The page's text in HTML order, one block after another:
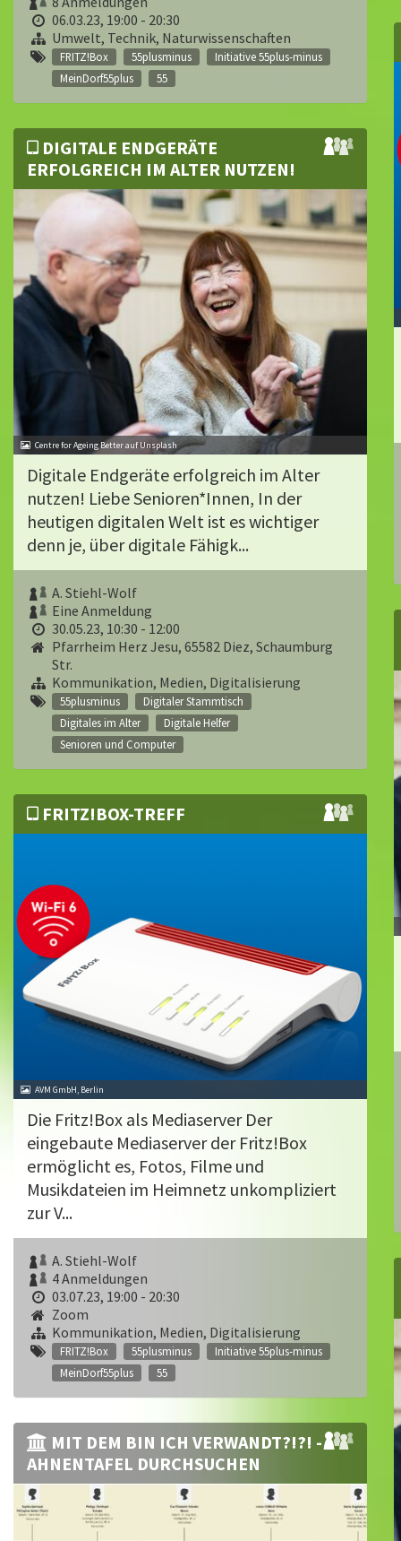
06.03.23, 19:00 - 20:30
Umwelt, Technik, Naturwissenschaften
FRITZ!Box 55plusminus
Initiative 55plus-minus
MeinDorf55plus
55
DIGITALE ENDGERÄTE
ERFOLGREICH IM ALTER NUTZEN!
Centre for Ageing Better auf Unsplash
Digitale Endgeräte erfolgreich im Alter
nutzen! Liebe Senioren*Innen, In der
heutigen digitalen Welt ist es wichtiger
denn je, über digitale Fähigk...
A. Stiehl-Wolf
Eine Anmeldung
30.05.23, 10:30 - 12:00
Pfarrheim Herz Jesu, 65582 Diez, Schaumburg
Str.
Kommunikation, Medien, Digitalisierung
55plusminus
Digitaler Stammtisch
Digitales im Alter
Digitale Helfer
Senioren und Computer
FRITZ!BOX-TREFF
AVM GmbH, Berlin
Die Fritz!Box als Mediaserver Der
eingebaute Mediaserver der Fritz!Box
ermöglicht es, Fotos, Filme und
Musikdateien im Heimnetz unkompliziert
zur V...
A. Stiehl-Wolf
4 Anmeldungen
03.07.23, 19:00 - 20:30
Zoom
Kommunikation, Medien, Digitalisierung
FRITZ!Box 55plusminus
Initiative 55plus-minus
MeinDorf55plus
55
MIT DEM BIN ICH VERWANDT?!?! -
AHNENTAFEL DURCHSUCHEN